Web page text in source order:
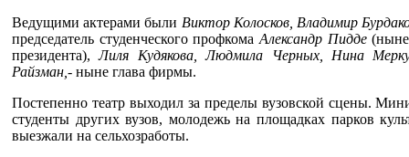
Ведущими актерами были Виктор Колосков, Владимир
председатель студенческого профкома Александр Пидде
президента),Лиля Кудякова, Людмила Черных, Нина
Райзман,- ныне глава фирмы.
Постепенно театр выходил за пределы вузовской сцены.
студенты других вузов, молодежь на площадках парков
выезжали на сельхозработы.